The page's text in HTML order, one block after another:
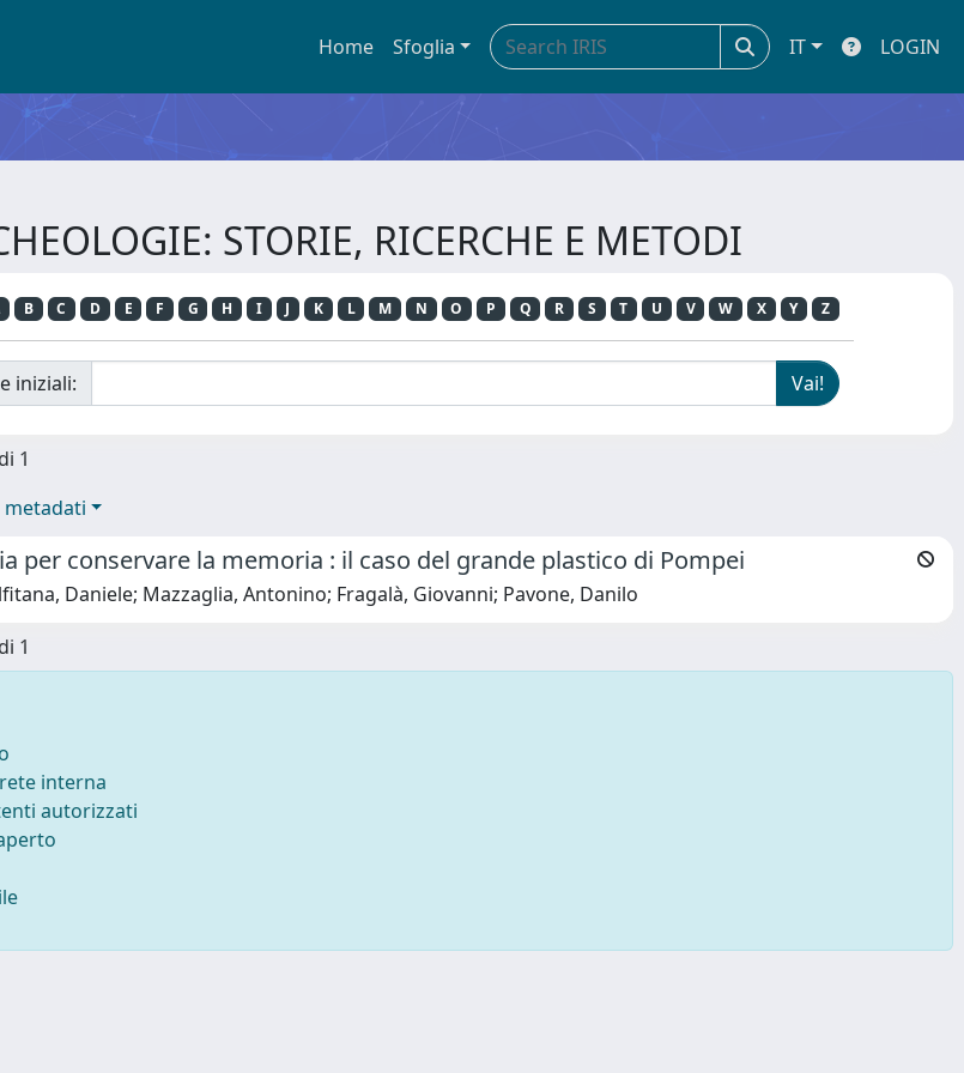
Home Sfoglia IT LOGIN
STORIE, RICERCHE E METODI
B C D E F G H I J K L M N O P Q R S T U V W X Y Z
iniziali:
1
per conservare la memoria : il caso del grande plastico di Pompei
Daniele; Mazzaglia, Antonino; Fragalà, Giovanni; Pavone, Danilo
1
interna
autorizzati